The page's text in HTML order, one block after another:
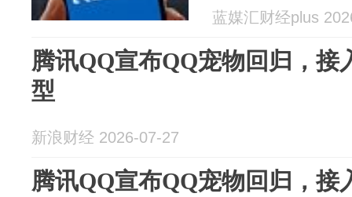
蓝媒汇财经plus
腾讯QQ宣布QQ宠物回归，接
型
新浪财经 2026-07-27
腾讯QQ宣布QQ宠物回归，接